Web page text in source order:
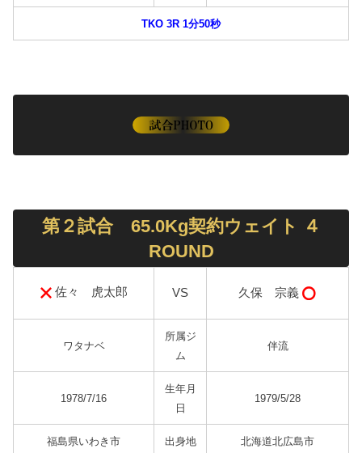
TKO 3R 1分50秒
第２試合 65.0Kg契約ウェイト ４
ROUND
佐々 虎太郎 VS 久保 宗義
ワタナベ
所属ジ
ム
伴流
1978/7/16
生年月
日
1979/5/28
福島県いわき市 出身地 北海道北広島市